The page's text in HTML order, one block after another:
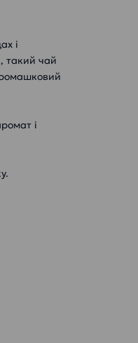
і
такий чай
і